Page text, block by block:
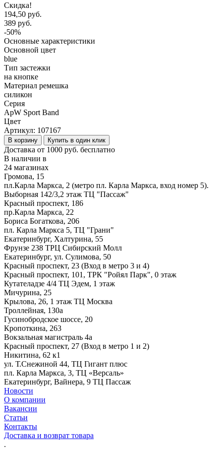
Скидка!
194,50 руб.
389 руб.
-50%
Основные характеристики
Основной цвет
blue
Тип застежки
на кнопке
Материал ремешка
силикон
Серия
ApW Sport Band
Цвет
Артикул: 107167
В корзину Купить в один клик
Доставка от 1000 руб. бесплатно
В наличии в
24 магазинах
Громова, 15
пл.Карла Маркса, 2 (метро пл. Карла Маркса, вход номер 5).
Выборная 142/3,2 этаж ТЦ "Пассаж"
Красный проспект, 186
пр.Карла Маркса, 22
Бориса Богаткова, 206
пл. Карла Маркса 5, ТЦ "Грани"
Екатеринбург, Халтурина, 55
Фрунзе 238 ТРЦ Сибирский Молл
Екатеринбург, ул. Сулимова, 50
Красный проспект, 23 (Вход в метро 3 и 4)
Красный проспект, 101, ТРК "Ройял Парк", 0 этаж
Кутателадзе 4/4 ТЦ Эдем, 1 этаж
Мичурина, 25
Крылова, 26, 1 этаж ТЦ Москва
Троллейная, 130а
Гусинобродское шоссе, 20
Кропоткина, 263
Вокзальная магистраль 4а
Красный проспект, 27 (Вход в метро 1 и 2)
Никитина, 62 к1
ул. Т.Снежиной 44, ТЦ Гигант плюс
пл. Карла Маркса, 3, ТЦ «Версаль»
Екатеринбург, Вайнера, 9 ТЦ Пассаж
Новости
О компании
Вакансии
Статьи
Контакты
Доставка и возврат товара
.